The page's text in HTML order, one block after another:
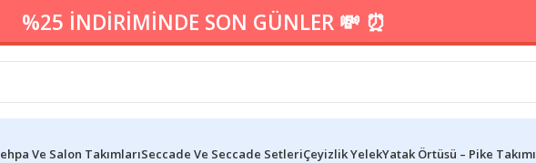
%25 İNDİRİMİNDE SON GÜNLER 💸 ⏰
Ve Salon TakımlarıSeccade Ve Seccade SetleriÇeyizlik YelekYatak Örtüsü – Pike Takımı